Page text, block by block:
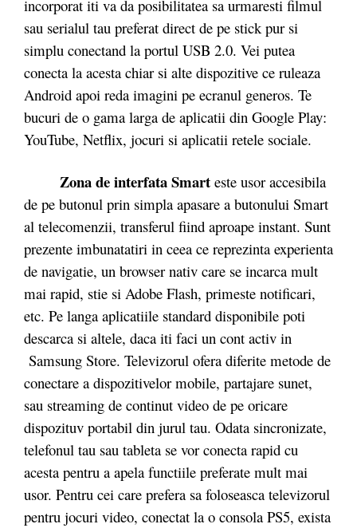
incorporat iti va da posibilitatea sa urmaresti filmul
sau serialul tau preferat direct de pe stick pur si
simplu conectand la portul USB 2.0. Vei putea
conecta la acesta chiar si alte dispozitive ce ruleaza
Android apoi reda imagini pe ecranul generos. Te
bucuri de o gama larga de aplicatii din Google Play:
YouTube, Netflix, jocuri si aplicatii retele sociale.
Zona de interfata Smart este usor accesibila
de pe butonul prin simpla apasare a butonului Smart
al telecomenzii, transferul fiind aproape instant. Sunt
prezente imbunatatiri in ceea ce reprezinta experienta
de navigatie, un browser nativ care se incarca mult
mai rapid, stie si Adobe Flash, primeste notificari,
etc. Pe langa aplicatiile standard disponibile poti
descarca si altele, daca iti faci un cont activ in
Samsung Store. Televizorul ofera diferite metode de
conectare a dispozitivelor mobile, partajare sunet,
sau streaming de continut video de pe oricare
dispozituv portabil din jurul tau. Odata sincronizate,
telefonul tau sau tableta se vor conecta rapid cu
acesta pentru a apela functiile preferate mult mai
usor. Pentru cei care prefera sa foloseasca televizorul
pentru jocuri video, conectat la o consola PS5, exista